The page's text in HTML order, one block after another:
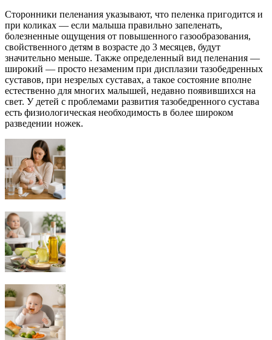
Сторонники пеленания указывают, что пеленка пригодится и
при коликах — если малыша правильно запеленать,
болезненные ощущения от повышенного газообразования,
свойственного детям в возрасте до 3 месяцев, будут
значительно меньше. Также определенный вид пеленания —
широкий — просто незаменим при дисплазии тазобедренных
суставов, при незрелых суставах, а такое состояние вполне
естественно для многих малышей, недавно появившихся на
свет. У детей с проблемами развития тазобедренного сустава
есть физиологическая необходимость в более широком
разведении ножек.